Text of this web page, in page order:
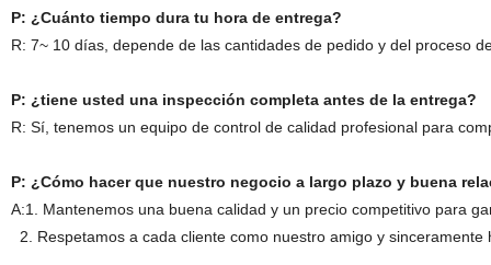
P: ¿Cuánto tiempo dura tu hora de entrega?
R: 7~ 10 días, depende de las cantidades de pedido y del proceso
P: ¿tiene usted una inspección completa antes de la entrega?
R: Sí, tenemos un equipo de control de calidad profesional para
P: ¿Cómo hacer que nuestro negocio a largo plazo y buena
A:1. Mantenemos una buena calidad y un precio competitivo para
2. Respetamos a cada cliente como nuestro amigo y